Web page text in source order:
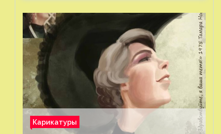
Карикатуры